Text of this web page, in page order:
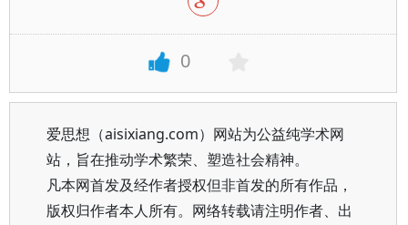
0
爱思想（aisixiang.com）网站为公益纯学术网
站，旨在推动学术繁荣、塑造社会精神。
凡本网首发及经作者授权但非首发的所有作品，
版权归作者本人所有。网络转载请注明作者、出